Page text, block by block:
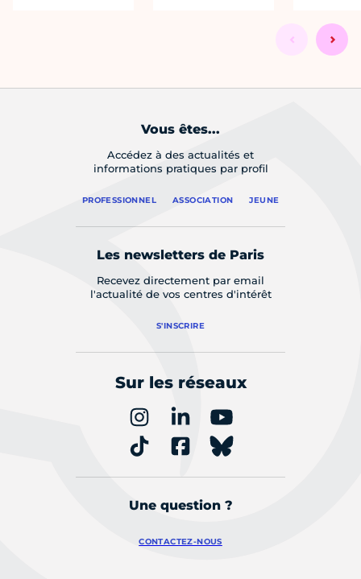
Vous êtes...
Accédez à des actualités et
informations pratiques par profil
PROFESSIONNEL ASSOCIATION JEUNE
Les newsletters de Paris
Recevez directement par email
l'actualité de vos centres d'intérêt
S'INSCRIRE
Sur les réseaux
Une question ?
CONTACTEZ-NOUS